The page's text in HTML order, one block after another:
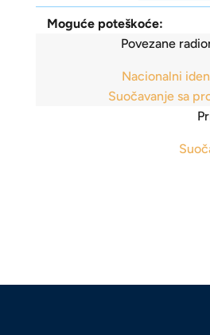
Moguće poteškoće:
Povezane
Nacionalni
Suočavanje sa